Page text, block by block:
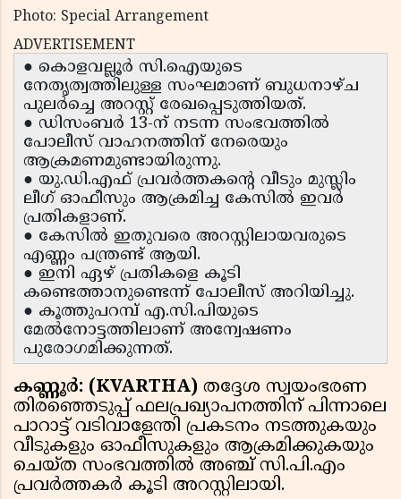
Photo: Special Arrangement
ADVERTISEMENT
● കൊളവല്ലൂർ സി.ഐയുടെ
നേതൃത്വത്തിലുള്ള സംഘമാണ് ബുധനാഴ്ച
പുലർച്ചെ അറസ്റ്റ് രേഖപ്പെടുത്തിയത്.
● ഡിസംബർ 13-ന് നടന്ന സംഭവത്തിൽ
പോലീസ് വാഹനത്തിന് നേരെയും
ആക്രമണമുണ്ടായിരുന്നു.
● യു.ഡി.എഫ് പ്രവർത്തകൻ്റെ വീടും മുസ്ലിം
ലീഗ് ഓഫീസും ആക്രമിച്ച കേസിൽ ഇവർ
പ്രതികളാണ്.
● കേസിൽ ഇതുവരെ അറസ്റ്റിലായവരുടെ
എണ്ണം പന്ത്രണ്ട് ആയി.
● ഇനി ഏഴ് പ്രതികളെ കൂടി
കണ്ടെത്താനുണ്ടെന്ന് പോലീസ് അറിയിച്ചു.
● കൂത്തുപറമ്പ് എ.സി.പിയുടെ
മേൽനോട്ടത്തിലാണ് അന്വേഷണം
പുരോഗമിക്കുന്നത്.
കണ്ണൂർ: (KVARTHA) തദ്ദേശ സ്വയംഭരണ
തിരഞ്ഞെടുപ്പ് ഫലപ്രഖ്യാപനത്തിന് പിന്നാലെ
പാറാട്ട് വടിവാളേന്തി പ്രകടനം നടത്തുകയും
വീടുകളും ഓഫീസുകളും ആക്രമിക്കുകയും
ചെയ്ത സംഭവത്തിൽ അഞ്ച് സി.പി.എം
പ്രവർത്തകർ കൂടി അറസ്റ്റിലായി.